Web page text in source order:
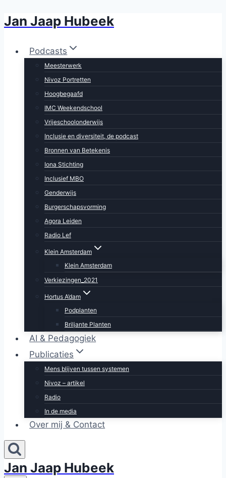
Doorgaan
inhoud
Jan Jaap Hubeek
Podcasts
Meesterwerk
Nivoz Portretten
Hoogbegaafd
IMC Weekendschool
Vrijeschoolonderwijs
Inclusie en diversiteit, de podcast
Bronnen van Betekenis
Iona Stichting
Inclusief MBO
Genderwijs
Burgerschapsvorming
Agora Leiden
Radio Lef
Klein Amsterdam
Klein Amsterdam
Verkiezingen_2021
Hortus A’dam
Podplanten
Briljante Planten
AI & Pedagogiek
Publicaties
Mens blijven tussen systemen
Nivoz – artikel
Radio
In de media
Over mij & Contact
Jan Jaap Hubeek